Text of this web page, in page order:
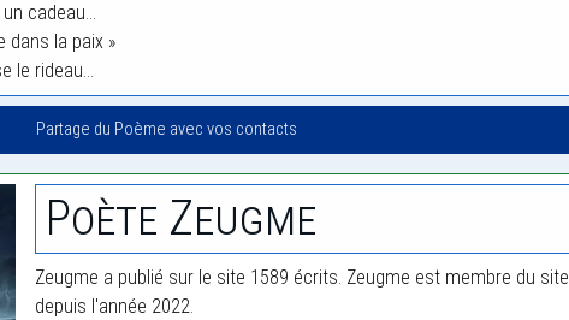
cadeau…
dans la paix »
le rideau…
Partage du Poème avec vos contacts
Poète Zeugme
Zeugme a publié sur le site 1589 écrits. Zeugme est membre du site
depuis l'année 2022.